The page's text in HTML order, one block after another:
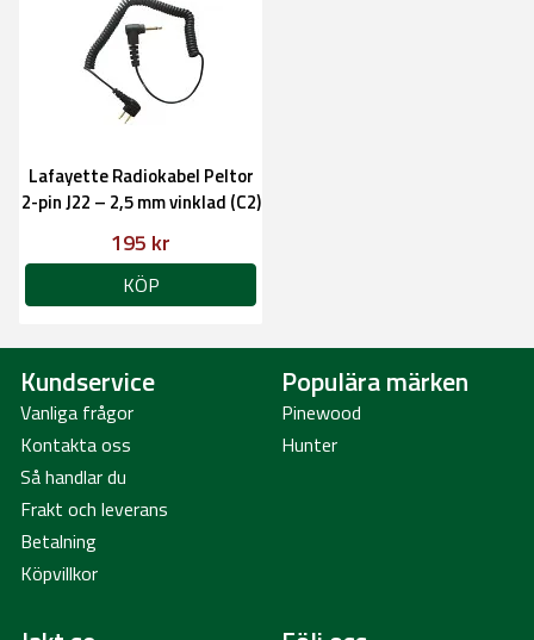
Lafayette Radiokabel Peltor
2-pin J22 – 2,5 mm vinklad (C2)
195 kr
KÖP
Kundservice
Vanliga frågor
Kontakta oss
Så handlar du
Frakt och leverans
Betalning
Köpvillkor
Populära märken
Pinewood
Hunter